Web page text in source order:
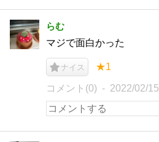
らむ
マジで面白かった
ナイス ★1
コメント(0) 2022/02/15